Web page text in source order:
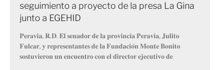
seguimiento a proyecto de la presa La Gina
junto a EGEHID
𝐏𝐞𝐫𝐚𝐯𝐢𝐚, 𝐑.𝐃. 𝐄𝐥 𝐬𝐞𝐧𝐚𝐝𝐨𝐫 𝐝𝐞 𝐥𝐚 𝐩𝐫𝐨𝐯𝐢𝐧𝐜𝐢𝐚 𝐏𝐞𝐫𝐚𝐯𝐢𝐚, 𝐉𝐮𝐥𝐢𝐭𝐨
𝐅𝐮𝐥𝐜𝐚𝐫, 𝐲 𝐫𝐞𝐩𝐫𝐞𝐬𝐞𝐧𝐭𝐚𝐧𝐭𝐞𝐬 𝐝𝐞 𝐥𝐚 𝐅𝐮𝐧𝐝𝐚𝐜𝐢𝐨́𝐧 𝐌𝐨𝐧𝐭𝐞 𝐁𝐨𝐧𝐢𝐭𝐨
𝐬𝐨𝐬𝐭𝐮𝐯𝐢𝐞𝐫𝐨𝐧 𝐮𝐧 𝐞𝐧𝐜𝐮𝐞𝐧𝐭𝐫𝐨 𝐜𝐨𝐧 𝐞𝐥 𝐝𝐢𝐫𝐞𝐜𝐭𝐨𝐫 𝐞𝐣𝐞𝐜𝐮𝐭𝐢𝐯𝐨 𝐝𝐞